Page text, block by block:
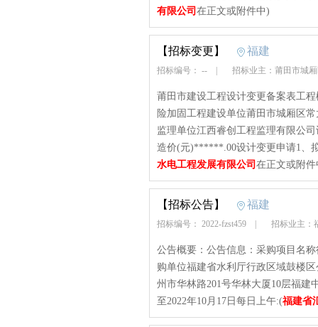
有限公司 在正文或附件中)
【招标变更】 福建
招标编号： -- 招标业主：莆田市城
莆田市建设工程设计变更备案表工
险加固工程建设单位莆田市城厢区
监理单位江西睿创工程监理有限公
造价(元)******.00设计变更申请1、
水电工程发展有限公司 在正文或附件
【招标公告】 福建
招标编号： 2022-fzst459 招标业主
公告概要：公告信息：采购项目名
购单位福建省水利厅行政区域鼓楼
州市华林路201号华林大厦10层福建
至2022年10月17日每日上午:(福建省